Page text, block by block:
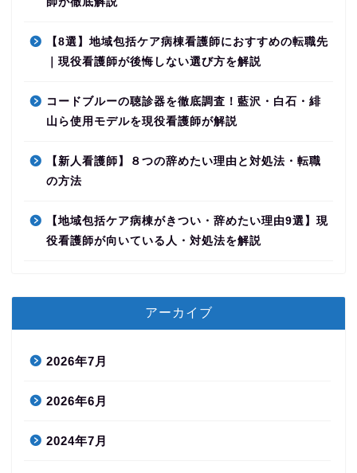
【8選】地域包括ケア病棟看護師におすすめの転職先
｜現役看護師が後悔しない選び方を解説
コードブルーの聴診器を徹底調査！藍沢・白石・緋
山ら使用モデルを現役看護師が解説
【新人看護師】８つの辞めたい理由と対処法・転職
の方法
【地域包括ケア病棟がきつい・辞めたい理由9選】現
役看護師が向いている人・対処法を解説
アーカイブ
2026年7月
2026年6月
2024年7月